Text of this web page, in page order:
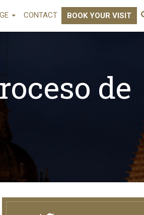
CONTACT BOOK YOUR VISIT
de